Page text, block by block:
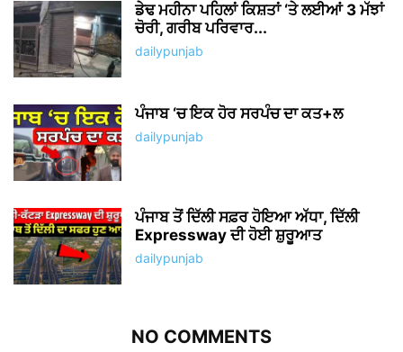
ਡੇਢ ਮਹੀਨਾ ਪਹਿਲਾਂ ਕਿਸ਼ਤਾਂ ‘ਤੇ ਲਈਆਂ 3 ਮੱਝਾਂ
ਚੋਰੀ, ਗਰੀਬ ਪਰਿਵਾਰ...
dailypunjab
ਪੰਜਾਬ ‘ਚ ਇਕ ਹੋਰ ਸਰਪੰਚ ਦਾ ਕਤ+ਲ
dailypunjab
ਪੰਜਾਬ ਤੋਂ ਦਿੱਲੀ ਸਫ਼ਰ ਹੋਇਆ ਅੱਧਾ, ਦਿੱਲੀ
Expressway ਦੀ ਹੋਈ ਸ਼ੁਰੂਆਤ
dailypunjab
NO COMMENTS